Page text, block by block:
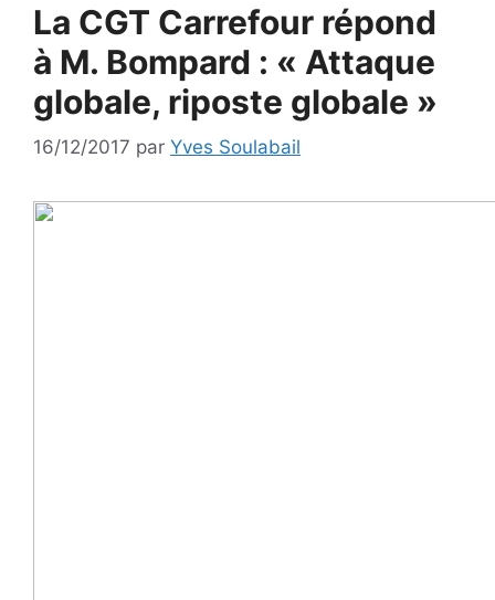
La CGT Carrefour répond
à M. Bompard : « Attaque
globale, riposte globale »
16/12/2017 par Yves Soulabail